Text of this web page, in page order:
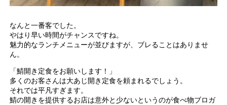
なんと一番客でした。
やはり早い時間がチャンスですね。
魅力的なランチメニューが並びますが、ブレることはありませ
ん。
「鯖開き定食をお願いします！」
多くのお客さんは大あじ開き定食を頼まれるでしょう。
それでは平凡すぎます。
鯖の開きを提供するお店は意外と少ないというのが食べ物ブロガ